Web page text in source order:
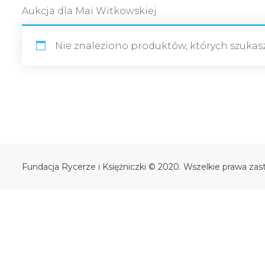
Aukcja dla Mai Witkowskiej
Nie znaleziono produktów, których
Fundacja Rycerze i Księżniczki © 2020. Wszelkie prawa